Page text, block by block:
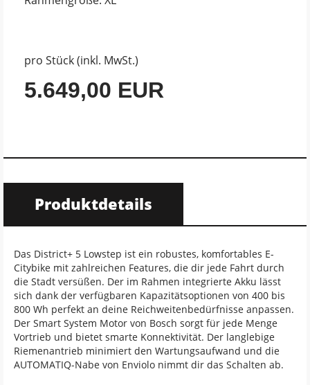
pro Stück (inkl. MwSt.)
5.649,00 EUR
Produktdetails
Das District+ 5 Lowstep ist ein robustes, komfortables E-
Citybike mit zahlreichen Features, die dir jede Fahrt durch
die Stadt versüßen. Der im Rahmen integrierte Akku lässt
sich dank der verfügbaren Kapazitätsoptionen von 400 bis
800 Wh perfekt an deine Reichweitenbedürfnisse anpassen.
Der Smart System Motor von Bosch sorgt für jede Menge
Vortrieb und bietet smarte Konnektivität. Der langlebige
Riemenantrieb minimiert den Wartungsaufwand und die
AUTOMATIQ-Nabe von Enviolo nimmt dir das Schalten ab.